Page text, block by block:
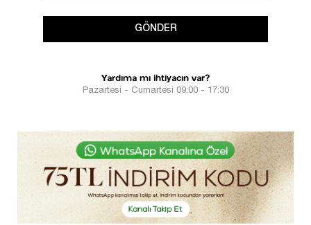
GÖNDER
Yardıma mı ihtiyacın var?
Pazartesi - Cumartesi 09:00 - 17:30